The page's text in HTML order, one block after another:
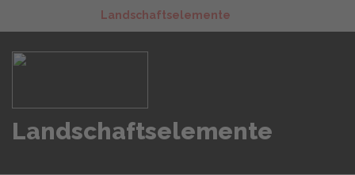
Landschaftselemente
Landschaftselemente